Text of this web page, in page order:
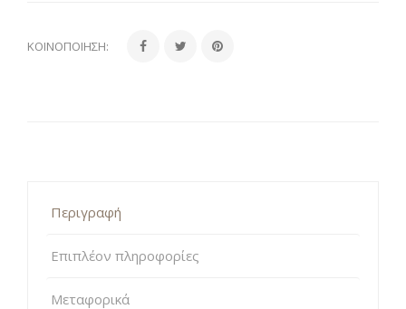
ΚΟΙΝΟΠΟΊΗΣΗ:
Περιγραφή
Επιπλέον πληροφορίες
Μεταφορικά